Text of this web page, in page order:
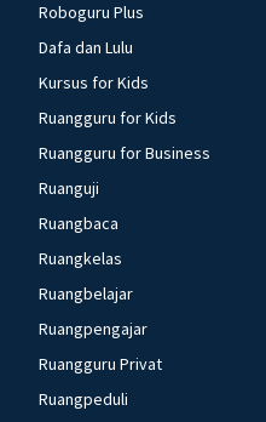
Roboguru Plus
Dafa dan Lulu
Kursus for Kids
Ruangguru for Kids
Ruangguru for Business
Ruanguji
Ruangbaca
Ruangkelas
Ruangbelajar
Ruangpengajar
Ruangguru Privat
Ruangpeduli